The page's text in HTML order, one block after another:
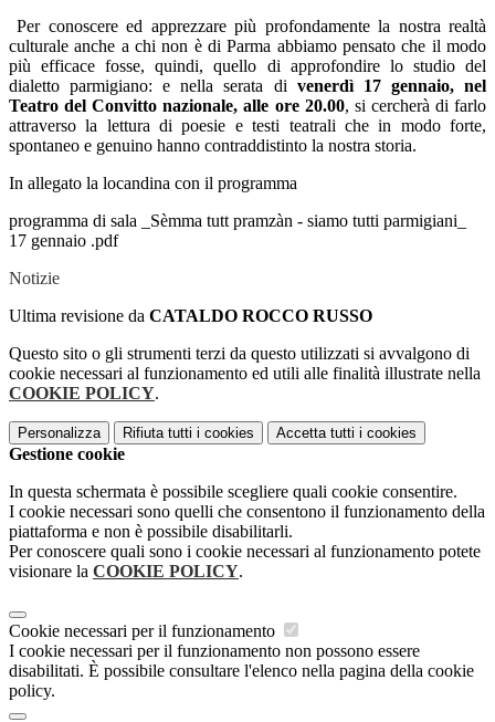
Per conoscere ed apprezzare più profondamente la nostra realtà
culturale anche a chi non è di Parma abbiamo pensato che il modo
più efficace fosse, quindi, quello di approfondire lo studio del
dialetto parmigiano: e nella serata di venerdì 17 gennaio, nel
Teatro del Convitto nazionale, alle ore 20.00, si cercherà di farlo
attraverso la lettura di poesie e testi teatrali che in modo forte,
spontaneo e genuino hanno contraddistinto la nostra storia.
In allegato la locandina con il programma
programma di sala _Sèmma tutt pramzàn - siamo tutti parmigiani_
17 gennaio .pdf
Notizie
Ultima revisione da CATALDO ROCCO RUSSO
Questo sito o gli strumenti terzi da questo utilizzati si avvalgono di
cookie necessari al funzionamento ed utili alle finalità illustrate nella
COOKIE POLICY.
Personalizza Rifiuta tutti i cookies Accetta tutti i cookies
Gestione cookie
In questa schermata è possibile scegliere quali cookie consentire.
I cookie necessari sono quelli che consentono il funzionamento della
piattaforma e non è possibile disabilitarli.
Per conoscere quali sono i cookie necessari al funzionamento potete
visionare la COOKIE POLICY.
Cookie necessari per il funzionamento
I cookie necessari per il funzionamento non possono essere
disabilitati. È possibile consultare l'elenco nella pagina della cookie
policy.